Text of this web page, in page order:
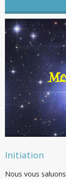
Initiation
Nous vous